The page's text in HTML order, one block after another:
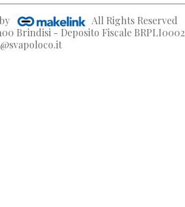
All Rights Reserved
Brindisi - Deposito Fiscale BRPLI0002